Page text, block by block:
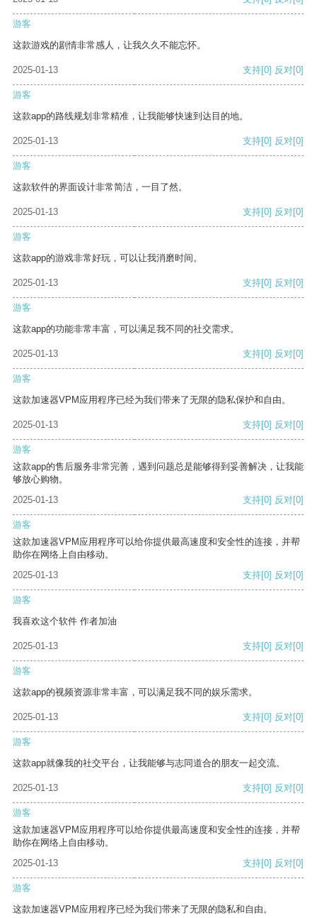
游客
这款游戏的剧情非常感人，让我久久不能忘怀。
2025-01-13 支持[0] 反对[0]
游客
这款app的路线规划非常精准，让我能够快速到达目的地。
2025-01-13 支持[0] 反对[0]
游客
这款软件的界面设计非常简洁，一目了然。
2025-01-13 支持[0] 反对[0]
游客
这款app的游戏非常好玩，可以让我消磨时间。
2025-01-13 支持[0] 反对[0]
游客
这款app的功能非常丰富，可以满足我不同的社交需求。
2025-01-13 支持[0] 反对[0]
游客
这款加速器VPM应用程序已经为我们带来了无限的隐私保护和自由。
2025-01-13 支持[0] 反对[0]
游客
这款app的售后服务非常完善，遇到问题总是能够得到妥善解决，让我能
够放心购物。
2025-01-13
支持[0] 反对[0]
游客
这款加速器VPM应用程序可以给你提供最高速度和安全性的连接，并帮
助你在网络上自由移动。
2025-01-13
支持[0] 反对[0]
游客
我喜欢这个软件 作者加油
2025-01-13 支持[0] 反对[0]
游客
这款app的视频资源非常丰富，可以满足我不同的娱乐需求。
2025-01-13 支持[0] 反对[0]
游客
这款app就像我的社交平台，让我能够与志同道合的朋友一起交流。
2025-01-13 支持[0] 反对[0]
游客
这款加速器VPM应用程序可以给你提供最高速度和安全性的连接，并帮
助你在网络上自由移动。
2025-01-13
支持[0] 反对[0]
游客
这款加速器VPM应用程序已经为我们带来了无限的隐私和自由。